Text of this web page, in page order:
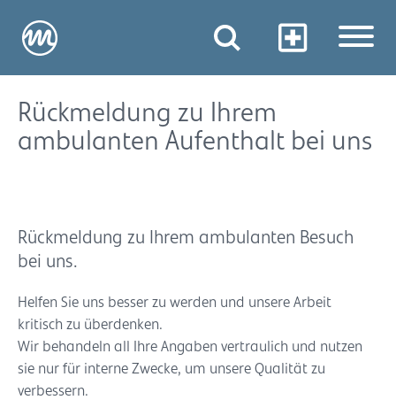
Rückmeldung zu Ihrem
ambulanten Aufenthalt bei uns
Rückmeldung zu Ihrem ambulanten Besuch
bei uns.
Helfen Sie uns besser zu werden und unsere Arbeit
kritisch zu überdenken.
Wir behandeln all Ihre Angaben vertraulich und nutzen
sie nur für interne Zwecke, um unsere Qualität zu
verbessern.